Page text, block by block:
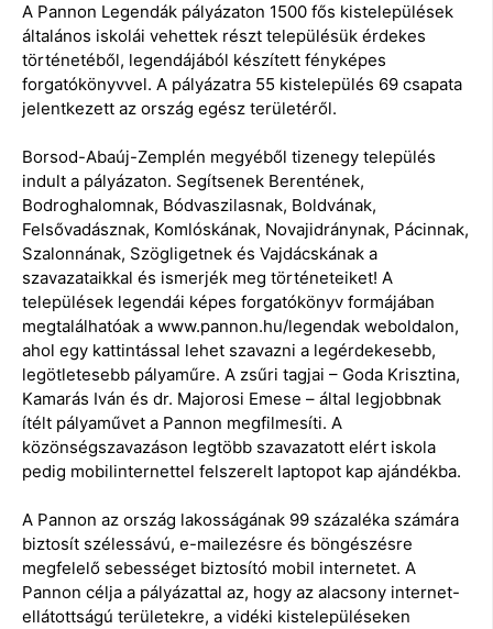
A Pannon Legendák pályázaton 1500 fős kistelepülések
általános iskolái vehettek részt településük érdekes
történetéből, legendájából készített fényképes
forgatókönyvvel. A pályázatra 55 kistelepülés 69 csapata
jelentkezett az ország egész területéről.
Borsod-Abaúj-Zemplén megyéből tizenegy település
indult a pályázaton. Segítsenek Berentének,
Bodroghalomnak, Bódvaszilasnak, Boldvának,
Felsővadásznak, Komlóskának, Novajidránynak, Pácinnak,
Szalonnának, Szögligetnek és Vajdácskának a
szavazataikkal és ismerjék meg történeteiket! A
települések legendái képes forgatókönyv formájában
megtalálhatóak a www.pannon.hu/legendak weboldalon,
ahol egy kattintással lehet szavazni a legérdekesebb,
legötletesebb pályaműre. A zsűri tagjai – Goda Krisztina,
Kamarás Iván és dr. Majorosi Emese – által legjobbnak
ítélt pályaművet a Pannon megfilmesíti. A
közönségszavazáson legtöbb szavazatott elért iskola
pedig mobilinternettel felszerelt laptopot kap ajándékba.
A Pannon az ország lakosságának 99 százaléka számára
biztosít szélessávú, e-mailezésre és böngészésre
megfelelő sebességet biztosító mobil internetet. A
Pannon célja a pályázattal az, hogy az alacsony internet-
ellátottságú területekre, a vidéki kistelepüléseken